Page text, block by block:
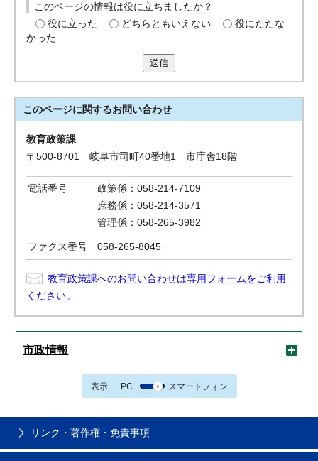
このページの情報は役に立ちましたか？
役に立った
どちらともいえない
役にたたな
かった
送信
このページに関するお問い合わせ
教育政策課
〒500-8701 岐阜市司町40番地1 市庁舎18階
電話番号
政策係：058-214-7109
庶務係：058-214-3571
管理係：058-265-3982
ファクス番号 058-265-8045
教育政策課へのお問い合わせは専用フォームをご利用
ください。
市政情報
表示 PC スマートフォン
リンク・著作権・免責事項